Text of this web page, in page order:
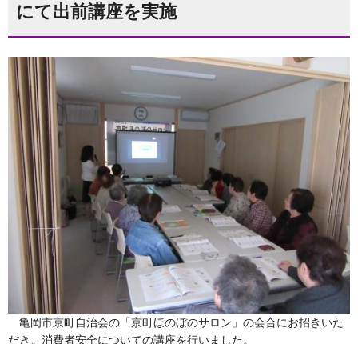
にて出前講座を実施
亀岡市京町自治会の「京町ほのぼのサロン」の会合にお招きいた
だき、消費者安全についての講座を行いました。